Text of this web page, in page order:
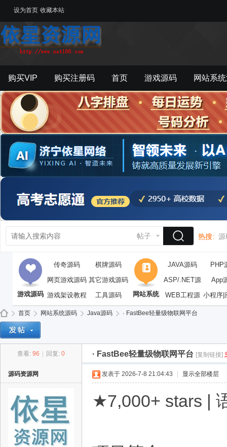
设为首页 收藏本站
购买VIP 购买注册码 首页 游戏源码 网站系
游戏工具 影音资源 主题模板
帖子 热搜: 源
游戏源码
传奇源码
棋牌源码
网页游戏源码 其它游戏源码
游戏架设教程
工具源码 网站系统
JAVA源码
PHP
ASP/.NET源
码
App
WEB工程源
码
小程序|
首页 网站系统源码 Java源码
›
· FastBee轻量级物联网平台
查看: 96 回复: 0 · FastBee轻量级物联网平台 [复制链接]
源码资源网 发表于 2026-7-8 21:04:43 显示全部楼层
★7,000+ stars |